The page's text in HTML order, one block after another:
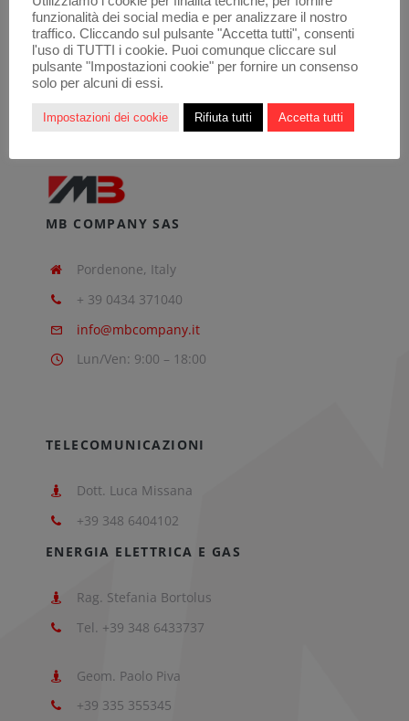
MB COMPANY SAS
Pordenone, Italy
+ 39 0434 371040
info@mbcompany.it
Lun/Ven: 9:00 – 18:00
TELECOMUNICAZIONI
Dott. Luca Missana
+39 348 6404102
ENERGIA ELETTRICA E GAS
Rag. Stefania Bortolus
Tel. +39 348 6433737
Geom. Paolo Piva
+39 335 355345
funzionalità dei social media e per analizzare il nostro
traffico. Cliccando sul pulsante "Accetta tutti", consenti
l'uso di TUTTI i cookie. Puoi comunque cliccare sul
pulsante "Impostazioni cookie" per fornire un consenso
solo per alcuni di essi.
Impostazioni dei cookie Rifiuta tutti Accetta tutti